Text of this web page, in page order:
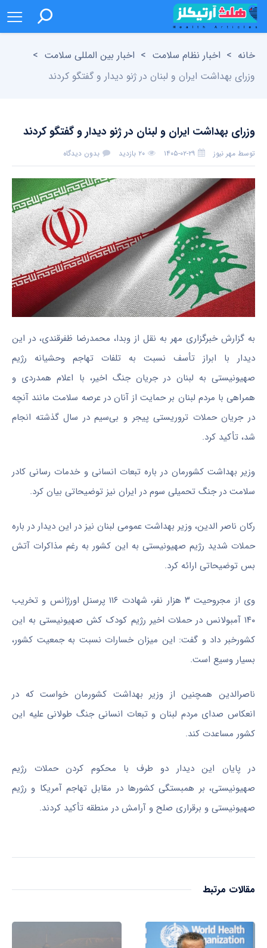
خانه > اخبار نظام سلامت > اخبار بین المللی سلامت >
وزرای بهداشت ایران و لبنان در ژنو دیدار و گفتگو کردند
وزرای بهداشت ایران و لبنان در ژنو دیدار و گفتگو کردند
توسط مهر نیوز ۱۴۰۵-۰۲-۲۹ ۲۰ بازدید بدون دیدگاه
به گزارش خبرگزاری مهر به نقل از وبدا، محمدرضا ظفرقندی، در این
دیدار با ابراز تأسف نسبت به تلفات تهاجم وحشیانه رژیم
صهیونیستی به لبنان در جریان جنگ اخیر، با اعلام همدردی و
همراهی با مردم لبنان بر حمایت از آنان در عرصه سلامت مانند آنچه
در جریان حملات تروریستی پیجر و بی‌سیم در سال گذشته انجام
شد، تأکید کرد.
وزیر بهداشت کشورمان در باره تبعات انسانی و خدمات رسانی کادر
سلامت در جنگ تحمیلی سوم در ایران نیز توضیحاتی بیان کرد.
رکان ناصر الدین، وزیر بهداشت عمومی لبنان نیز در این دیدار در باره
حملات شدید رژیم صهیونیستی به این کشور به رغم مذاکرات آتش
بس توضیحاتی ارائه کرد.
وی از مجروحیت ۳ هزار نفر، شهادت ۱۱۶ پرسنل اورژانس و تخریب
۱۴۰ آمبولانس در حملات اخیر رژیم کودک کش صهیونیستی به این
کشورخبر داد و گفت: این میزان خسارات نسبت به جمعیت کشور،
بسیار وسیع است.
ناصرالدین همچنین از وزیر بهداشت کشورمان خواست که در
انعکاس صدای مردم لبنان و تبعات انسانی جنگ طولانی علیه این
کشور مساعدت کند.
در پایان این دیدار دو طرف با محکوم کردن حملات رژیم
صهیونیستی، بر همبستگی کشورها در مقابل تهاجم آمریکا و رژیم
صهیونیستی و برقراری صلح و آرامش در منطقه تأکید کردند.
مقالات مرتبط